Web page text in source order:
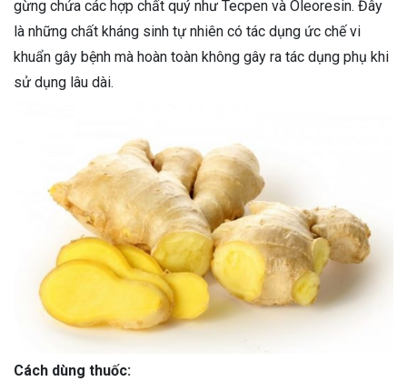
gừng chứa các hợp chất quý như Tecpen và Oleoresin. Đây
là những chất kháng sinh tự nhiên có tác dụng ức chế vi
khuẩn gây bệnh mà hoàn toàn không gây ra tác dụng phụ khi
sử dụng lâu dài.
Cách dùng thuốc: